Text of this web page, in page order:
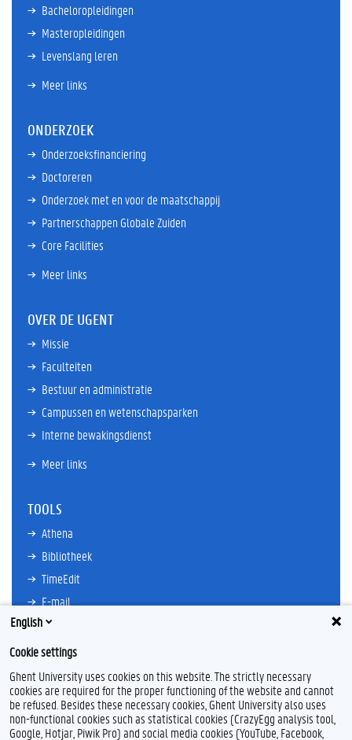
Bacheloropleidingen
Masteropleidingen
Levenslang leren
Meer links
ONDERZOEK
Onderzoeksfinanciering
Doctoreren
Onderzoek met en voor de maatschappij
Partnerschappen Globale Zuiden
Core Facilities
Meer links
OVER DE UGENT
Missie
Faculteiten
Bestuur en administratie
Campussen en wetenschapsparken
Interne bewakingsdienst
Meer links
TOOLS
Athena
Bibliotheek
TimeEdit
E-mail
Ufora
Oasis
Research Explorer
F
L
Y
I
English
Cookie settings
Ghent University uses cookies on this website. The strictly necessary
cookies are required for the proper functioning of the website and cannot
be refused. Besides these necessary cookies, Ghent University also uses
non-functional cookies such as statistical cookies (CrazyEgg analysis tool,
Google, Hotjar, Piwik Pro) and social media cookies (YouTube, Facebook,